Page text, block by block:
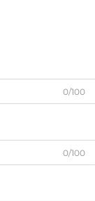
0/100
0/100